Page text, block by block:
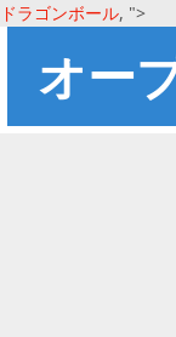
ドラゴンボール, ">
オー